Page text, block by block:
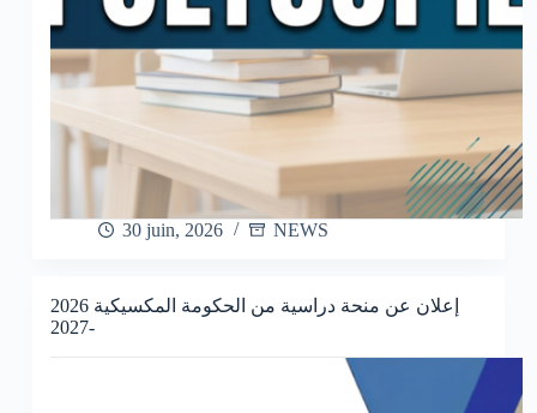
30 juin, 2026 NEWS
إعلان عن منحة دراسية من الحكومة المكسيكية 2026
-2027